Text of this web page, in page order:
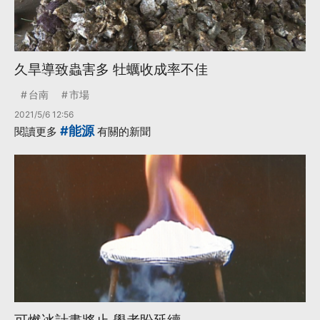
久旱導致蟲害多 牡蠣收成率不佳
台南 市場
2021/5/6 12:56
閱讀更多 #能源 有關的新聞